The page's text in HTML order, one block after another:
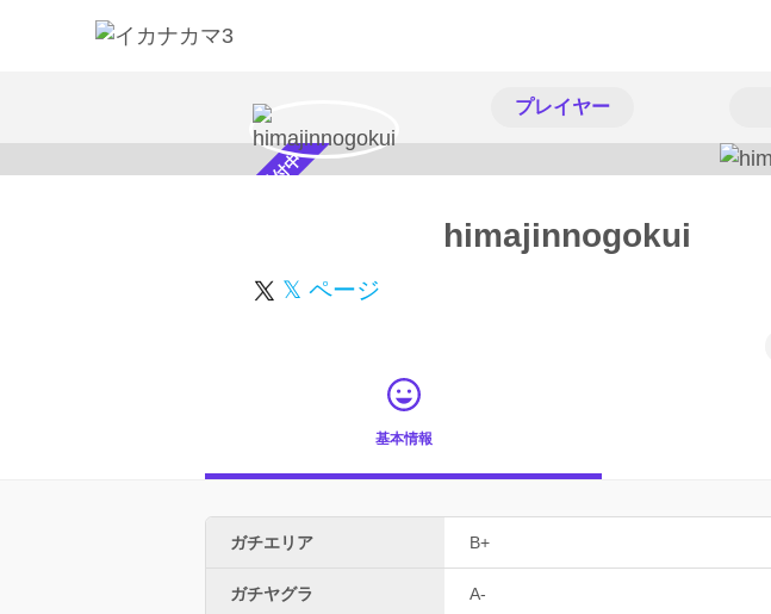
プレイヤー
スカウト受付中 himajinnogokui
𝕏 ページ
基本情報
ガチエリア B+
ガチヤグラ A-